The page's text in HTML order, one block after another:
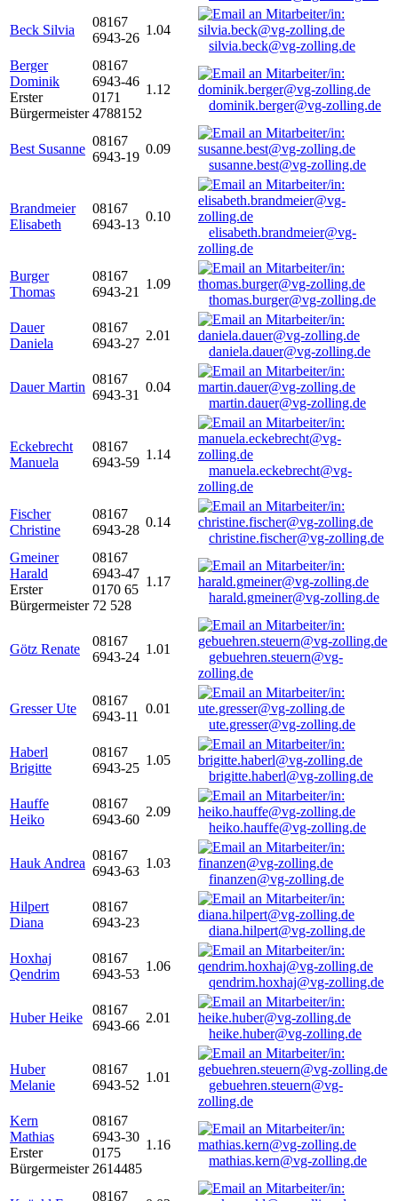
Beck Silvia
08167
6943-26
1.04
silvia.beck@vg-zolling.de
Berger
Dominik
Erster
Bürgermeister
08167
6943-46
0171
4788152
1.12
dominik.berger@vg-zolling.de
Best Susanne
08167
6943-19
0.09
susanne.best@vg-zolling.de
Brandmeier
Elisabeth
08167
6943-13
0.10
elisabeth.brandmeier@vg-
zolling.de
Burger
Thomas
08167
6943-21
1.09
thomas.burger@vg-zolling.de
Dauer
Daniela
08167
6943-27
2.01
daniela.dauer@vg-zolling.de
Dauer Martin
08167
6943-31
0.04
martin.dauer@vg-zolling.de
Eckebrecht
Manuela
08167
6943-59
1.14
manuela.eckebrecht@vg-
zolling.de
Fischer
Christine
08167
6943-28
0.14
christine.fischer@vg-zolling.de
Gmeiner
Harald
Erster
Bürgermeister
08167
6943-47
0170 65
72 528
1.17
harald.gmeiner@vg-zolling.de
Götz Renate
08167
6943-24
1.01
gebuehren.steuern@vg-
zolling.de
Gresser Ute
08167
6943-11
0.01
ute.gresser@vg-zolling.de
Haberl
Brigitte
08167
6943-25
1.05
brigitte.haberl@vg-zolling.de
Hauffe
Heiko
08167
6943-60
2.09
heiko.hauffe@vg-zolling.de
Hauk Andrea
08167
6943-63
1.03
finanzen@vg-zolling.de
Hilpert
Diana
08167
6943-23
diana.hilpert@vg-zolling.de
Hoxhaj
Qendrim
08167
6943-53
1.06
qendrim.hoxhaj@vg-zolling.de
Huber Heike
08167
6943-66
2.01
heike.huber@vg-zolling.de
Huber
Melanie
08167
6943-52
1.01
gebuehren.steuern@vg-
zolling.de
Kern
Mathias
Erster
Bürgermeister
08167
6943-30
0175
2614485
1.16
mathias.kern@vg-zolling.de
08167